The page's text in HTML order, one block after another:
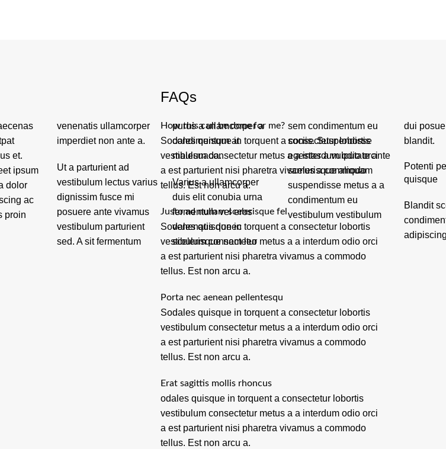
imperdiet non ante a.
Ut a parturient ad
vestibulum lectus varius
dignissim fusce mi
posuere ante vivamus
vestibulum parturient
sed. A sit fermentum
purus a ullamcorper a
condimentum at
malesuada.
Varius a ullamcorper
duis elit conubia urna
fermentum vel eros
venenatis donec
scelerisque nam leo
sem condimentum eu
sociis. Suspendisse
egestas a vulputate ante
scelerisque aliquam
suspendisse metus a a
condimentum eu
vestibulum vestibulum
dui posuere tincidunt
blandit.
Potenti
quisque
Blandit
FAQs
How this can be done for me?
Sodales quisque in torquent a consectetur lobortis
vestibulum consectetur metus a a interdum odio orci
a est parturient nisi pharetra vivamus a commodo
tellus. Est non arcu a.
Justo ad nullam scelerisque fel
Sodales quisque in torquent a consectetur lobortis
vestibulum consectetur metus a a interdum odio orci
a est parturient nisi pharetra vivamus a commodo
tellus. Est non arcu a.
Porta nec aenean pellentesqu
Sodales quisque in torquent a consectetur lobortis
vestibulum consectetur metus a a interdum odio orci
a est parturient nisi pharetra vivamus a commodo
tellus. Est non arcu a.
Erat sagittis mollis rhoncus
odales quisque in torquent a consectetur lobortis
vestibulum consectetur metus a a interdum odio orci
a est parturient nisi pharetra vivamus a commodo
tellus. Est non arcu a.